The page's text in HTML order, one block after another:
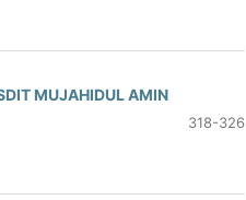
MUJAHIDUL AMIN
318-326